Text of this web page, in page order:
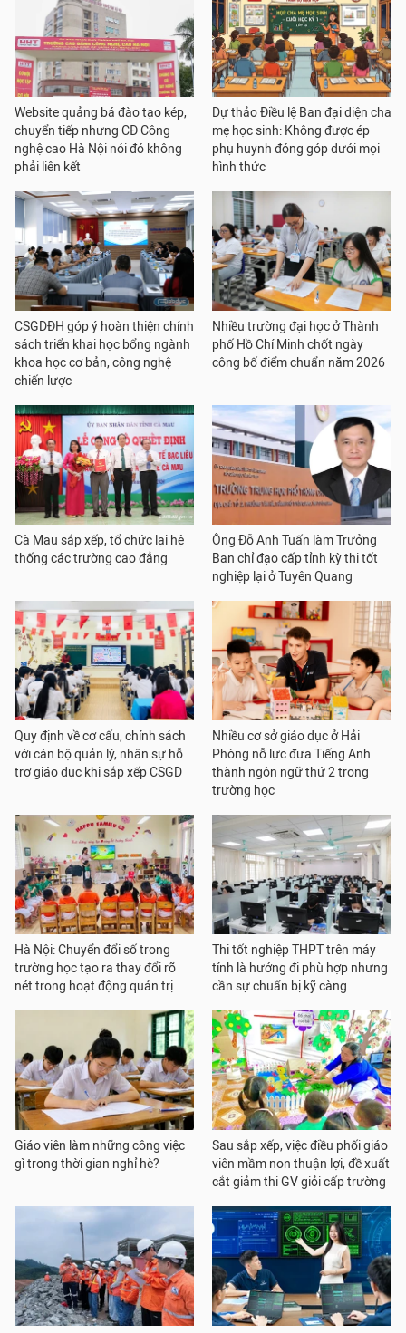
Website quảng bá đào tạo kép,
chuyển tiếp nhưng CĐ Công
nghệ cao Hà Nội nói đó không
phải liên kết
Dự thảo Điều lệ Ban đại diện cha
mẹ học sinh: Không được ép
phụ huynh đóng góp dưới mọi
hình thức
CSGDĐH góp ý hoàn thiện chính
sách triển khai học bổng ngành
khoa học cơ bản, công nghệ
chiến lược
Nhiều trường đại học ở Thành
phố Hồ Chí Minh chốt ngày
công bố điểm chuẩn năm 2026
Cà Mau sắp xếp, tổ chức lại hệ
thống các trường cao đẳng
Ông Đỗ Anh Tuấn làm Trưởng
Ban chỉ đạo cấp tỉnh kỳ thi tốt
nghiệp lại ở Tuyên Quang
Quy định về cơ cấu, chính sách
với cán bộ quản lý, nhân sự hỗ
trợ giáo dục khi sắp xếp CSGD
Nhiều cơ sở giáo dục ở Hải
Phòng nỗ lực đưa Tiếng Anh
thành ngôn ngữ thứ 2 trong
trường học
Hà Nội: Chuyển đổi số trong
trường học tạo ra thay đổi rõ
nét trong hoạt động quản trị
Thi tốt nghiệp THPT trên máy
tính là hướng đi phù hợp nhưng
cần sự chuẩn bị kỹ càng
Giáo viên làm những công việc
gì trong thời gian nghỉ hè?
Sau sắp xếp, việc điều phối giáo
viên mầm non thuận lợi, đề xuất
cắt giảm thi GV giỏi cấp trường